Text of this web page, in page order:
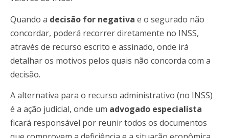
Quando a decisão for negativa e o segurado não
concordar, poderá recorrer diretamente no INSS,
através de recurso escrito e assinado, onde irá
detalhar os motivos pelos quais não concorda com a
decisão.
A alternativa para o recurso administrativo (no INSS)
é a ação judicial, onde um advogado especialista
ficará responsável por reunir todos os documentos